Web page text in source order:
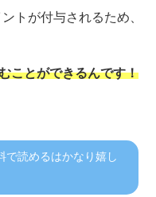
トが付与されるため、
ことができるんです！
読めるはかなり嬉し